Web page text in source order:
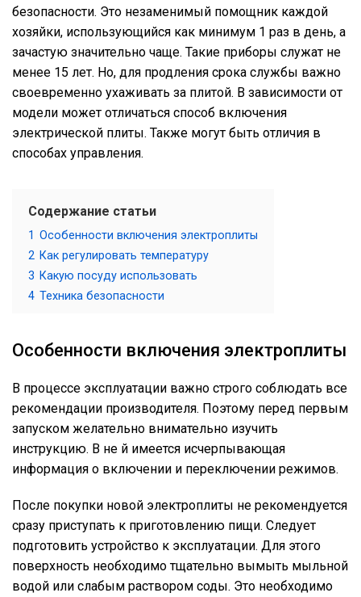
безопасности. Это незаменимый помощник каждой
хозяйки, использующийся как минимум 1 раз в день, а
зачастую значительно чаще. Такие приборы служат не
менее 15 лет. Но, для продления срока службы важно
своевременно ухаживать за плитой. В зависимости от
модели может отличаться способ включения
электрической плиты. Также могут быть отличия в
способах управления.
Содержание статьи
1 Особенности включения электроплиты
2 Как регулировать температуру
3 Какую посуду использовать
4 Техника безопасности
Особенности включения электроплиты
В процессе эксплуатации важно строго соблюдать все
рекомендации производителя. Поэтому перед первым
запуском желательно внимательно изучить
инструкцию. В не й имеется исчерпывающая
информация о включении и переключении режимов.
После покупки новой электроплиты не рекомендуется
сразу приступать к приготовлению пищи. Следует
подготовить устройство к эксплуатации. Для этого
поверхность необходимо тщательно вымыть мыльной
водой или слабым раствором соды. Это необходимо